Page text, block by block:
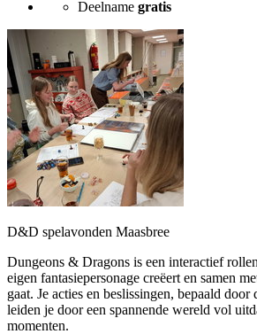
Deelname gratis
D&D spelavonden Maasbree
Dungeons & Dragons is een interactief
eigen fantasiepersonage creëert en samen
gaat. Je acties en beslissingen, bepaald door
leiden je door een spannende wereld vol
momenten.